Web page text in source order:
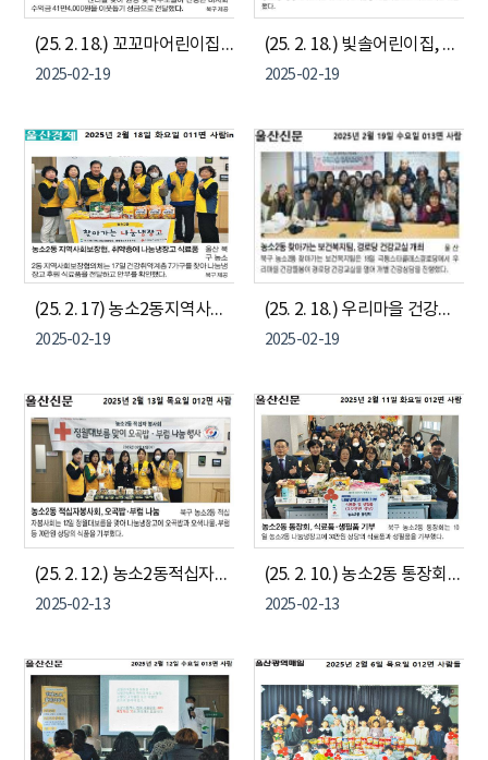
(25. 2. 18.) 꼬꼬마어린이집 - 이웃돕기 성금 기부
2025-02-19
(25. 2. 18.) 빛솔어린이집, 폐건전지 수거 동참
2025-02-19
(25. 2. 17) 농소2동지역사회보장협의체 "찾아가는 나눔냉장고"
2025-02-19
(25. 2. 18.) 우리마을 건강돌봄이(극동스타클래스 경로당) - 농소2동 경로당 건강교실
2025-02-19
(25. 2. 12.) 농소2동적십자봉사회- 정월대보름 맞이 오곡밥, 부럼 나눔냉장고 기부
2025-02-13
(25. 2. 10.) 농소2동 통장회 - 농소2동나눔냉장고 식료품 및 생필품 기부
2025-02-13